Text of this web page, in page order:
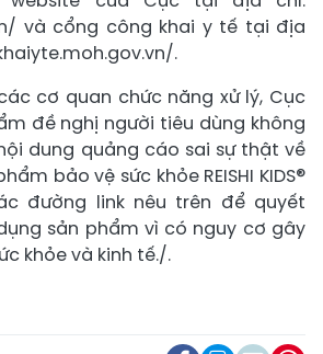
và cổng công khai y tế tại địa
.
cơ quan chức năng xử lý, Cục
đề nghị người tiêu dùng không
dung quảng cáo sai sự thật về
bảo vệ sức khỏe REISHI KIDS®
đường link nêu trên để quyết
sản phẩm vì có nguy cơ gây
khỏe và kinh tế./.